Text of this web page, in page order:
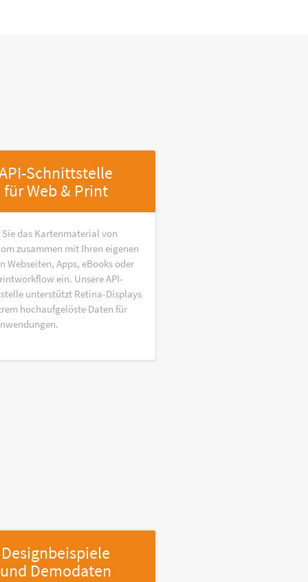
Schnittstelle
für Web & Print
das Kartenmaterial von
zusammen mit Ihren eigenen
Webseiten, Apps, eBooks oder
ein. Unsere API-
unterstützt Retina-Displays
hochaufgelöste Daten für
Designbeispiele
und Demodaten